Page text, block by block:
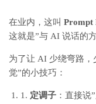
在业内，这叫 Prompt
这就是”与 AI 说话的方
为了让 AI 少绕弯路，
觉”的小技巧：
1. 定调子 ：直接说